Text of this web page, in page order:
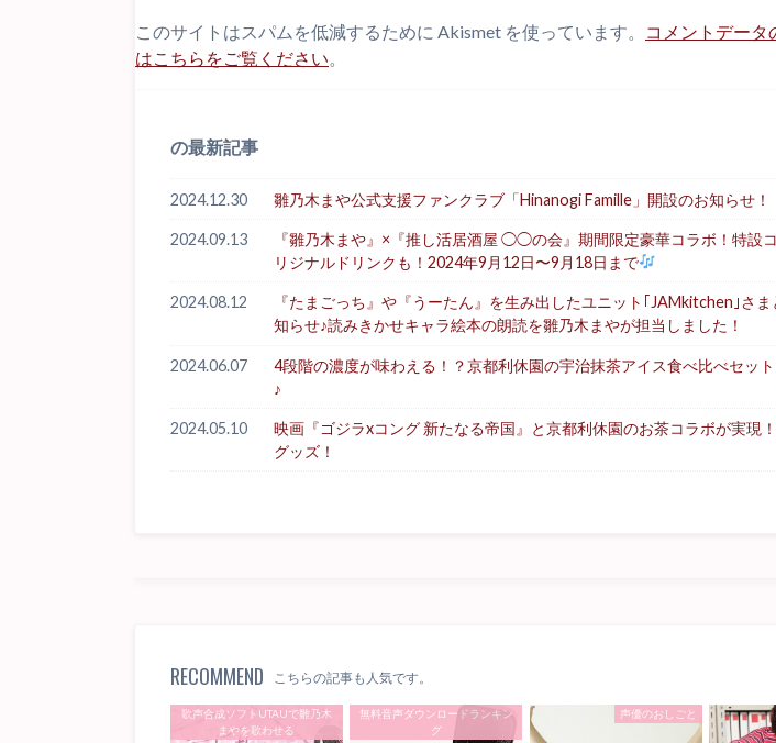
このサイトはスパムを低減するために Akismet を使っています。
コメントデータ
はこちらをご覧ください。
の最新記事
2024.12.30 雛乃木まや公式支援ファンクラブ「Hinanogi Famille」開設のお知らせ！
2024.09.13
『雛乃木まや』×『推し活居酒屋 ◯◯の会』期間限定豪華コラボ！特設
リジナルドリンクも！2024年9月12日〜9月18日まで
2024.08.12
『たまごっち』や『うーたん』を生み出したユニット｢JAMkitchen｣さ
知らせ♪読みきかせキャラ絵本の朗読を雛乃木まやが担当しました！
2024.06.07
4段階の濃度が味わえる！？京都利休園の宇治抹茶アイス食べ比べセッ
♪
2024.05.10
映画『ゴジラxコング 新たなる帝国』と京都利休園のお茶コラボが実現
グッズ！
RECOMMEND こちらの記事も人気です。
歌声合成ソフトUTAUで雛乃木
まやを歌わせる
無料音声ダウンロードランキン
グ
声優のおしごと